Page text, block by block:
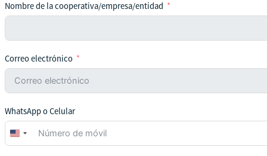
Nombre de la cooperativa/empresa/entidad
Correo electrónico
WhatsApp o Celular
United
States